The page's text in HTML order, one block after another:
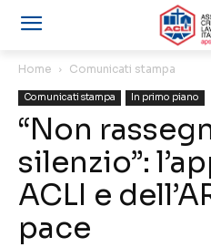
Home Comunicati stampa
Comunicati stampa In primo piano
“Non
silenzio”:
ACLI e
pace